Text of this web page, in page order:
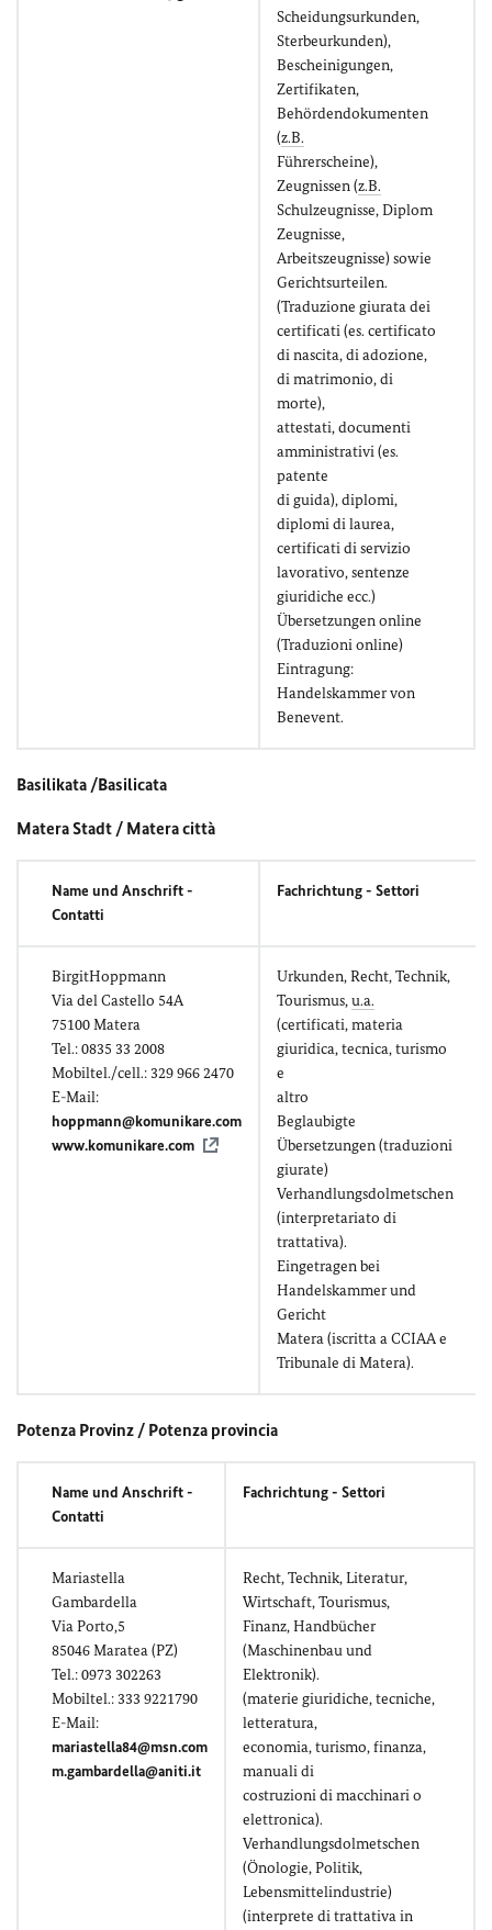
Scheidungsurkunden,
Sterbeurkunden),
Bescheinigungen,
Zertifikaten,
Behördendokumenten
(z.B.
Führerscheine),
Zeugnissen (z.B.
Schulzeugnisse, Diplom
Zeugnisse,
Arbeitszeugnisse) sowie
Gerichtsurteilen.
(Traduzione giurata dei
certificati (es. certificato
di nascita, di adozione,
di matrimonio, di
morte),
attestati, documenti
amministrativi (es.
patente
di guida), diplomi,
diplomi di laurea,
certificati di servizio
lavorativo, sentenze
giuridiche ecc.)
Übersetzungen online
(Traduzioni online)
Eintragung:
Handelskammer von
Benevent.
Basilikata /Basilicata
Matera Stadt / Matera città
Name und Anschrift -
Contatti
Fachrichtung - Settori
BirgitHoppmann
Via del Castello 54A
75100 Matera
Tel.: 0835 33 2008
Mobiltel./cell.: 329 966 2470
E-Mail:
hoppmann@komunikare.com
www.komunikare.com
Urkunden, Recht, Technik,
Tourismus,u.a.
(certificati, materia
giuridica, tecnica, turismo
e
altro
Beglaubigte
Übersetzungen (traduzioni
giurate)
Verhandlungsdolmetschen
(interpretariato di
trattativa).
Eingetragen bei
Handelskammer und
Gericht
Matera (iscritta a CCIAA e
Tribunale di Matera).
Potenza Provinz / Potenza provincia
Name und Anschrift -
Contatti
Fachrichtung - Settori
Mariastella
Gambardella
Via Porto,5
85046 Maratea (PZ)
Tel.: 0973 302263
Mobiltel.: 333 9221790
E-Mail:
mariastella84@msn.com
m.gambardella@aniti.it
Recht, Technik, Literatur,
Wirtschaft, Tourismus,
Finanz, Handbücher
(Maschinenbau und
Elektronik).
(materie giuridiche, tecniche,
letteratura,
economia, turismo, finanza,
manuali di
costruzioni di macchinari o
elettronica).
Verhandlungsdolmetschen
(Önologie, Politik,
Lebensmittelindustrie)
(interprete di trattativa in